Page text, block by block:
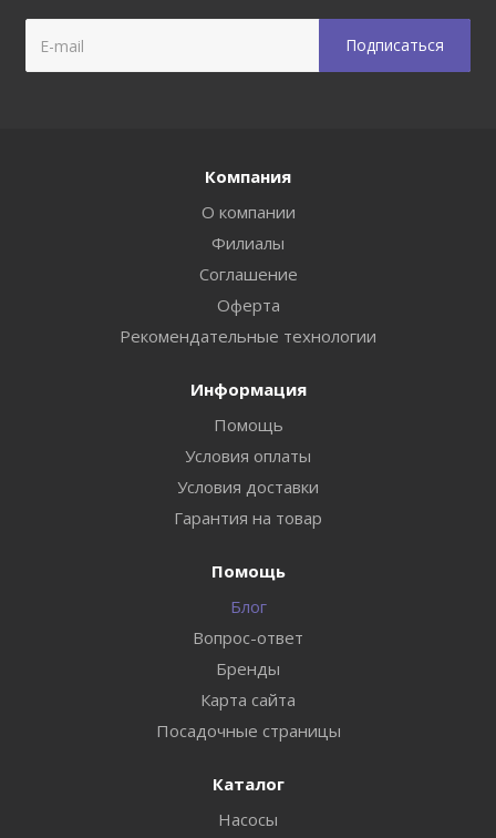
Компания
О компании
Филиалы
Соглашение
Оферта
Рекомендательные технологии
Информация
Помощь
Условия оплаты
Условия доставки
Гарантия на товар
Помощь
Блог
Вопрос-ответ
Бренды
Карта сайта
Посадочные страницы
Каталог
Насосы